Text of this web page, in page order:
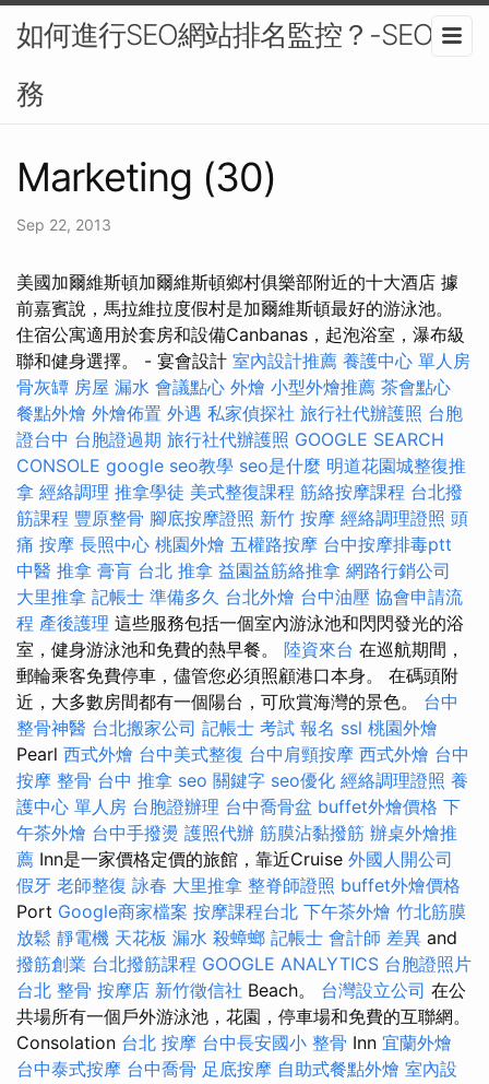
如何進行SEO網站排名監控？-SEO服
務
Marketing (30)
Sep 22, 2013
美國加爾維斯頓加爾維斯頓鄉村俱樂部附近的十大酒店 據
前嘉賓說，馬拉維拉度假村是加爾維斯頓最好的游泳池。
住宿公寓適用於套房和設備Canbanas，起泡浴室，瀑布級
聯和健身選擇。 - 宴會設計 室內設計推薦 養護中心 單人房
骨灰罈 房屋 漏水 會議點心 外燴 小型外燴推薦 茶會點心
餐點外燴 外燴佈置 外遇 私家偵探社 旅行社代辦護照 台胞
證台中 台胞證過期 旅行社代辦護照 GOOGLE SEARCH
CONSOLE google seo教學 seo是什麼 明道花園城整復推
拿 經絡調理 推拿學徒 美式整復課程 筋絡按摩課程 台北撥
筋課程 豐原整骨 腳底按摩證照 新竹 按摩 經絡調理證照 頭
痛 按摩 長照中心 桃園外燴 五權路按摩 台中按摩排毒ptt
中醫 推拿 膏肓 台北 推拿 益園益筋絡推拿 網路行銷公司
大里推拿 記帳士 準備多久 台北外燴 台中油壓 協會申請流
程 產後護理 這些服務包括一個室內游泳池和閃閃發光的浴
室，健身游泳池和免費的熱早餐。 陸資來台 在巡航期間，
郵輪乘客免費停車，儘管您必須照顧港口本身。 在碼頭附
近，大多數房間都有一個陽台，可欣賞海灣的景色。 台中
整骨神醫 台北搬家公司 記帳士 考試 報名 ssl 桃園外燴
Pearl 西式外燴 台中美式整復 台中肩頸按摩 西式外燴 台中
按摩 整骨 台中 推拿 seo 關鍵字 seo優化 經絡調理證照 養
護中心 單人房 台胞證辦理 台中喬骨盆 buffet外燴價格 下
午茶外燴 台中手撥燙 護照代辦 筋膜沾黏撥筋 辦桌外燴推
薦 Inn是一家價格定價的旅館，靠近Cruise 外國人開公司
假牙 老師整復 詠春 大里推拿 整脊師證照 buffet外燴價格
Port Google商家檔案 按摩課程台北 下午茶外燴 竹北筋膜
放鬆 靜電機 天花板 漏水 殺蟑螂 記帳士 會計師 差異 and
撥筋創業 台北撥筋課程 GOOGLE ANALYTICS 台胞證照片
台北 整骨 按摩店 新竹徵信社 Beach。 台灣設立公司 在公
共場所有一個戶外游泳池，花園，停車場和免費的互聯網。
Consolation 台北 按摩 台中長安國小 整骨 Inn 宜蘭外燴
台中泰式按摩 台中喬骨 足底按摩 自助式餐點外燴 室內設